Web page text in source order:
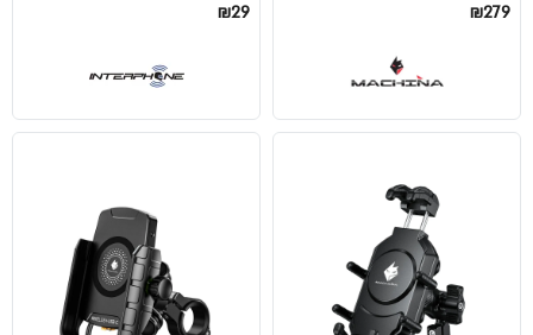
₪279
₪29